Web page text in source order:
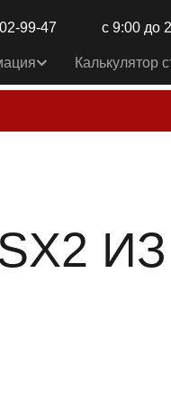
99-47 с 9:00 до
Калькулятор
SX2